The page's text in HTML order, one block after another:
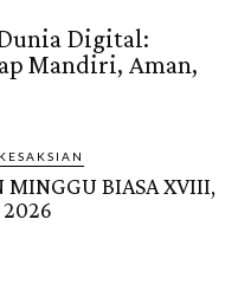
Digital:
Mandiri, Aman,
MINGGU BIASA XVIII,
2026